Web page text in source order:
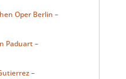
Oper Berlin –
Paduart –
–